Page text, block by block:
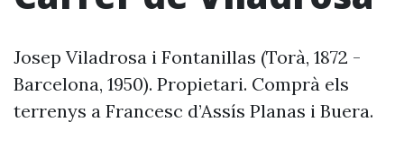
Josep Viladrosa i Fontanillas (Torà, 1872 -
Barcelona, 1950). Propietari. Comprà els
terrenys a Francesc d’Assís Planas i Buera.